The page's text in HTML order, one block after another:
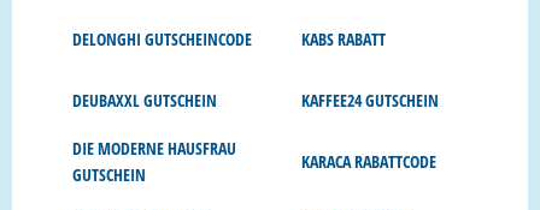
DELONGHI GUTSCHEINCODE
DEUBAXXL GUTSCHEIN
DIE MODERNE HAUSFRAU
GUTSCHEIN
KABS RABATT
KAFFEE24 GUTSCHEIN
KARACA RABATTCODE